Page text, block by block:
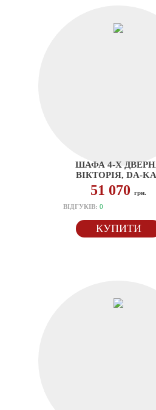
ШАФА 4-Х
ВІКТОРІЯ, DA-
51 070 грн.
ВІДГУКІВ: 0
КУПИТИ